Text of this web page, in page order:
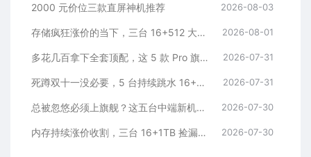
2000 元价位三款直屏神机推荐 2026-08-03
存储疯狂涨价的当下，三台 16+512 大存储旗舰，一步告别清内存内耗 2026-08-01
多花几百拿下全套顶配，这 5 款 Pro 旗舰，一步到位用好多年 2026-07-31
死蹲双十一没必要，5 台持续跳水 16+512 机型，一步稳用五年 2026-07-31
总被忽悠必须上旗舰？这五台中端新机，踏踏实实流畅五年 2026-07-30
内存持续涨价收割，三台 16+1TB 捡漏神机，安稳流畅用五年 2026-07-30